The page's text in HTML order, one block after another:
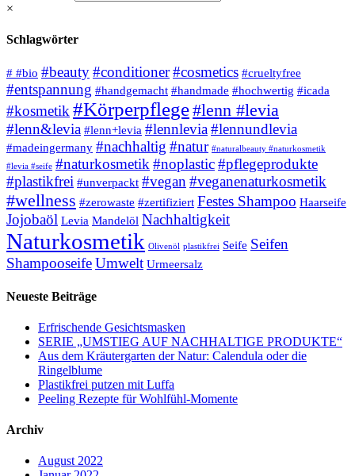
×
Schlagwörter
# #bio #beauty#conditioner#cosmetics #crueltyfree
#entspannung #handgemacht #handmade #hochwertig #icada
#kosmetik#Körperpflege#lenn #levia
#lenn&levia #lenn+levia #lennlevia#lennundlevia
#madeingermany #nachhaltig #natur #naturalbeauty #naturkosmetik
#levia #seife #naturkosmetik#noplastic#pflegeprodukte
#plastikfrei #unverpackt #vegan#veganenaturkosmetik
#wellness #zerowaste #zertifiziert Festes Shampoo Haarseife
Jojobaöl Levia Mandelöl Nachhaltigkeit
Naturkosmetik Olivenöl plastikfrei Seife Seifen
ShampooseifeUmwelt Urmeersalz
Neueste Beiträge
Erfrischende Gesichtsmasken
SERIE „UMSTIEG AUF NACHHALTIGE PRODUKTE“
Aus dem Kräutergarten der Natur: Calendula oder die
Ringelblume
Plastikfrei putzen mit Luffa
Peeling Rezepte für Wohlfühl-Momente
Archiv
August 2022